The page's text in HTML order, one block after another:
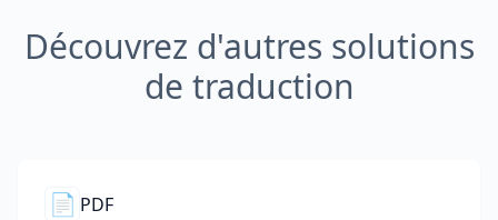
Découvrez d'autres solutions
de traduction
📄 PDF